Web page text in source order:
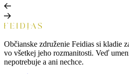
Občianske združenie Feidias si kladie
vo všetkej jeho rozmanitosti. Veď
nepotrebuje a ani nechce.